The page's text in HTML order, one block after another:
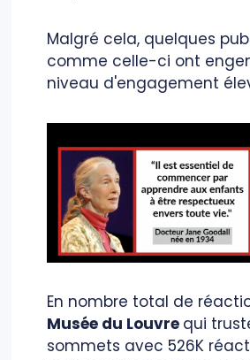
Malgré cela, quelques
comme celle-ci ont
niveau d'engagement
En nombre total de
Musée du Louvre qui
sommets avec 526K